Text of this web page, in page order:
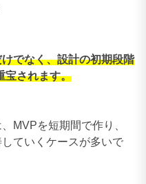
でなく、設計の初期段階
宝されます。
MVPを短期間で作り、
ていくケースが多いで